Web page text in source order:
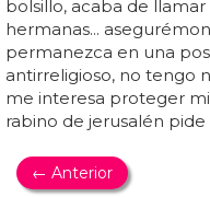
bolsillo, acaba de llamar
hermanas...
permanezca en una
antirreligioso, no tengo
me interesa proteger
rabino de jerusalén pide
← Anterior